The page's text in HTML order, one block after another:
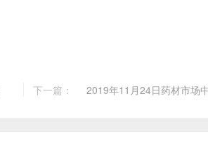
下一篇： 2019年11月24日药材市场